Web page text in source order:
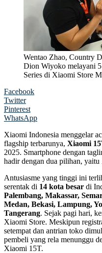
Wentao Zhao, Country
Dion Wiyoko melayani
Series di Xiaomi Store
Facebook
Twitter
Pinterest
WhatsApp
Xiaomi Indonesia menggelar
flagship terbarunya, Xiaomi
2025. Smartphone dengan
hadir dengan dua pilihan,
Antusiasme yang tinggi ini
serentak di 14 kota besar di
Palembang, Makassar,
Medan, Bekasi, Lampung,
Tangerang. Sejak pagi hari,
Xiaomi Store. Meskipun
setempat dan antrian toko
pembeli yang rela menunggu
Xiaomi 15T.